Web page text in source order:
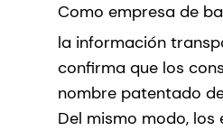
Como empresa de
la información
confirma que los
nombre patentado
Del mismo modo,